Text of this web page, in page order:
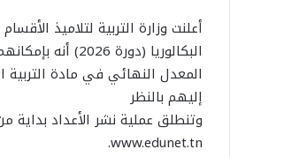
أعلنت وزارة التربية لتلاميذ
البكالوريا
المعدل النهائي في مادة التربية
إليهم بالنظر
www.edunet.tn.